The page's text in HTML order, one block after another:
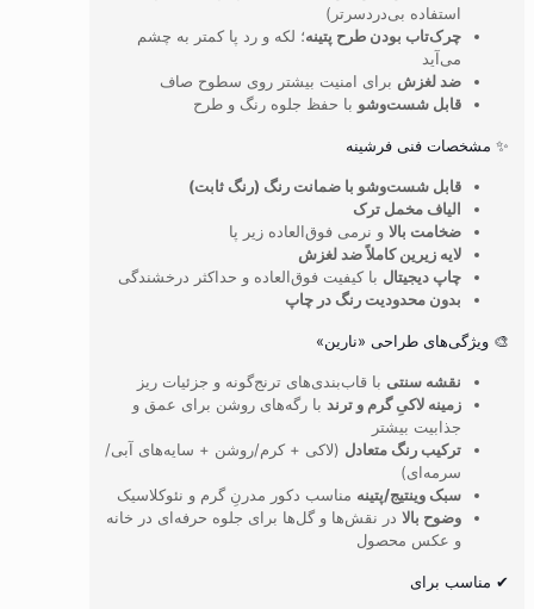
استفاده بی‌دردسرتر)
چرک‌تاب بودن طرح پتینه؛ لکه و رد پا کمتر به چشم
می‌آید
ضد لغزش برای امنیت بیشتر روی سطوح صاف
قابل شست‌وشو با حفظ جلوه رنگ و طرح
✨ مشخصات فنی فرشینه
قابل شست‌وشو با ضمانت رنگ (رنگ ثابت)
الیاف مخمل ترک
ضخامت بالا و نرمی فوق‌العاده زیر پا
لایه زیرین کاملاً ضد لغزش
چاپ دیجیتال با کیفیت فوق‌العاده و حداکثر درخشندگی
بدون محدودیت رنگ در چاپ
🎨 ویژگی‌های طراحی «نارین»
نقشه سنتی با قاب‌بندی‌های ترنج‌گونه و جزئیات ریز
زمینه لاکیِ گرم و ترند با رگه‌های روشن برای عمق و
جذابیت بیشتر
ترکیب رنگ متعادل (لاکی + کرم/روشن + سایه‌های آبی/
سرمه‌ای)
سبک وینتیج/پتینه مناسب دکور مدرنِ گرم و نئوکلاسیک
وضوح بالا در نقش‌ها و گل‌ها برای جلوه حرفه‌ای در خانه
و عکس محصول
✔ مناسب برای